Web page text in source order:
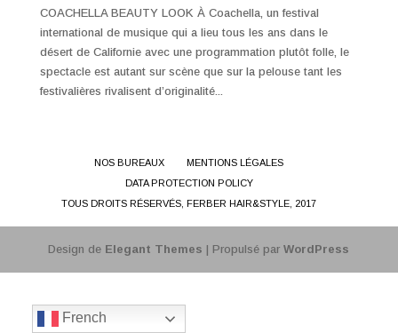
COACHELLA BEAUTY LOOK À Coachella, un festival
international de musique qui a lieu tous les ans dans le
désert de Californie avec une programmation plutôt folle, le
spectacle est autant sur scène que sur la pelouse tant les
festivalières rivalisent d’originalité...
NOS BUREAUX
MENTIONS LÉGALES
DATA PROTECTION POLICY
TOUS DROITS RÉSERVÉS, FERBER HAIR&STYLE, 2017
Design de Elegant Themes | Propulsé parWordPress
French